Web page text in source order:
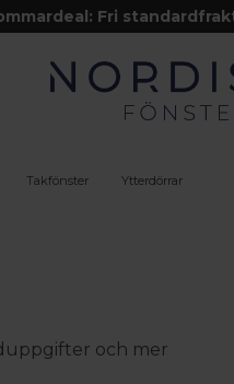
Fri
Takfönster Ytterdörrar
och mer